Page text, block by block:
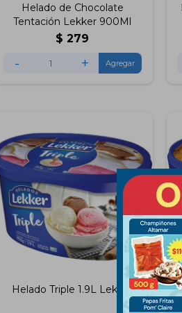
Helado de Chocolate
Tentación Lekker 900Ml
$ 279
- +
Helado Triple 1.9L Lekker